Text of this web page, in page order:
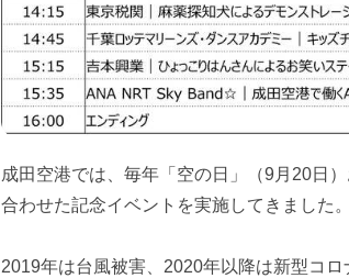
成田空港では、毎年「空の日」（9月20日
合わせた記念イベントを実施してきました。
2019年は台風被害、2020年以降は新型コ